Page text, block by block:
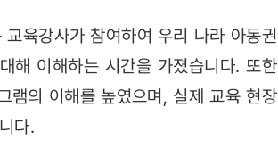
육강사가 참여하여 우리 나라 아동권
해 이해하는 시간을 가졌습니다. 또한
램의 이해를 높였으며, 실제 교육 현장
다.